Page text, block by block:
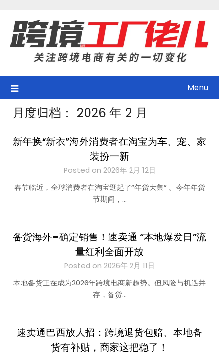
content
Menu
月度归档： 2026 年 2 月
新年换“新衣”海外消费者在淘宝为车、宠、家
装扮一新
Posted on 2026年 2月 12日
春节临近，全球消费者在淘宝逛起了“年货大集” 。今年年货
节期间，…
备货海外=确定销售！速卖通 “本地爆发日”流
量红利全面开放
Posted on 2026年 2月 11日
本地备货正在成为2026年跨境电商新趋势。但风险与机遇并
存，备货…
速卖通巴西放大招：跨境退货包赔、本地备
货有补贴，商家这把稳了！